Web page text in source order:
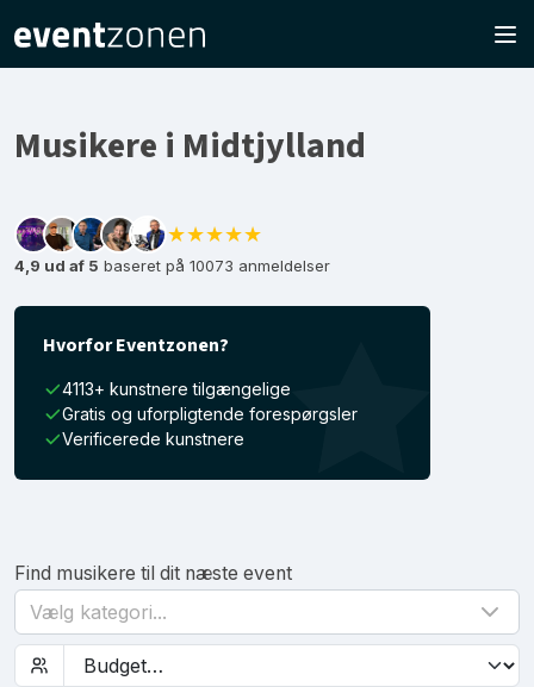
Musikere i Midtjylland
★★★★★
4,9 ud af 5 baseret på 10073 anmeldelser
Hvorfor Eventzonen?
4113+ kunstnere tilgængelige
Gratis og uforpligtende forespørgsler
Verificerede kunstnere
Find musikere til dit næste event
Vælg kategori...